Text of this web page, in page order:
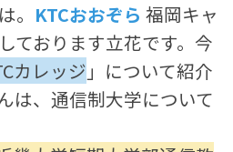
。 KTCおおぞら福岡キャ
ております立花です。今
カレッジ 」について紹介
は、通信制大学について